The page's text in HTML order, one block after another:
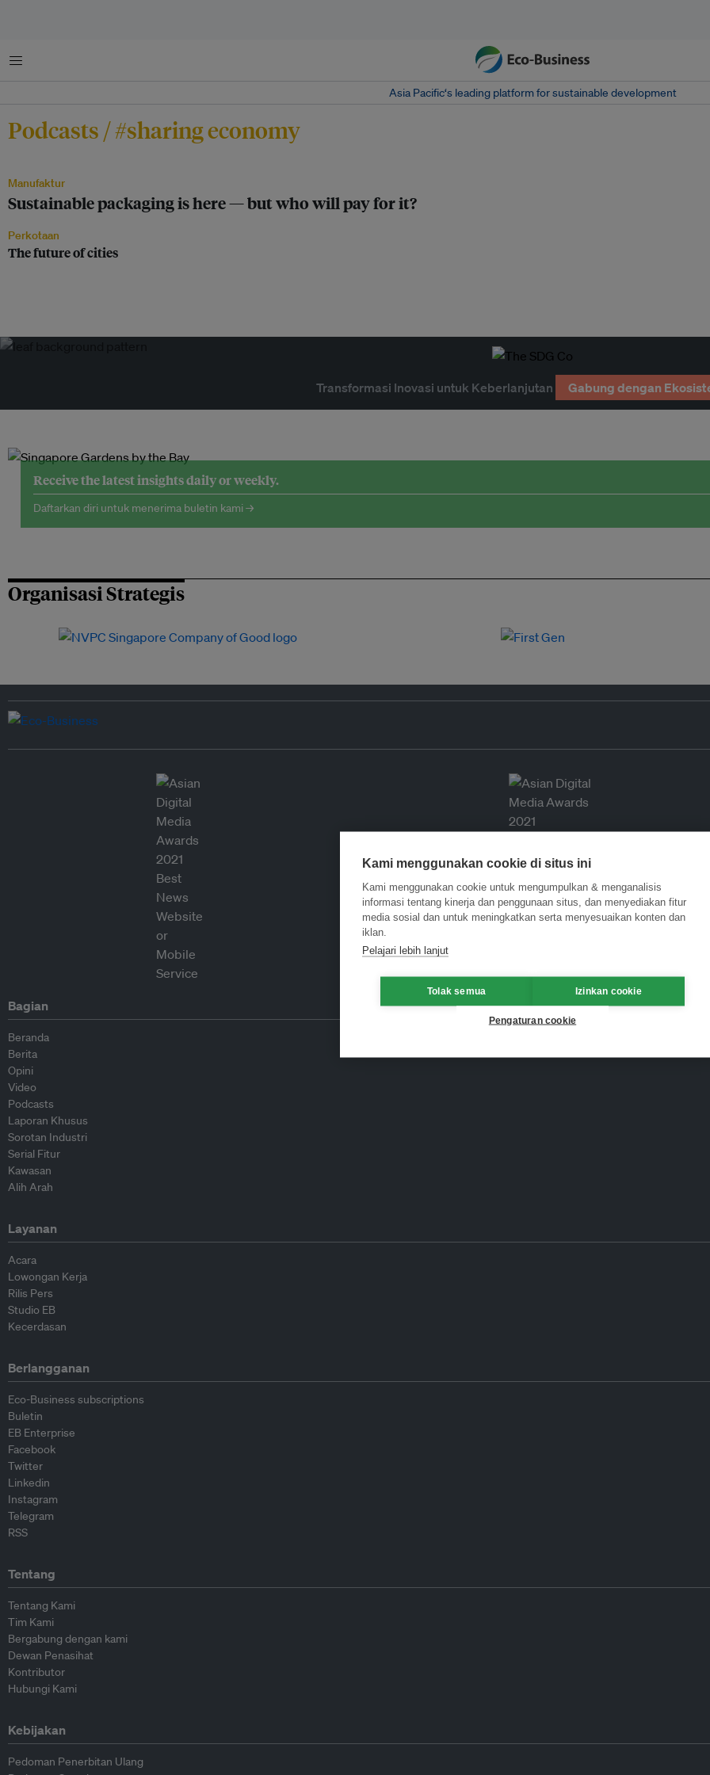
Menu
Asia Pacific‘s leading platform for sustainable development
Podcasts / #sharing economy
Manufaktur
Sustainable packaging is here — but who will pay for it?
Perkotaan
The future of cities
Transformasi Inovasi untuk Keberlanjutan Gabung dengan
Receive the latest insights daily or weekly.
Daftarkan diri untuk menerima buletin kami →
Organisasi Strategis
Bagian
Beranda
Berita
Opini
Video
Podcasts
Laporan Khusus
Sorotan Industri
Serial Fitur
Kawasan
Alih Arah
Layanan
Acara
Lowongan Kerja
Rilis Pers
Studio EB
Kecerdasan
Berlangganan
Eco-Business subscriptions
Buletin
EB Enterprise
Facebook
Twitter
Linkedin
Instagram
Telegram
RSS
Tentang
Tentang Kami
Tim Kami
Bergabung dengan kami
Dewan Penasihat
Kontributor
Hubungi Kami
Kebijakan
Pedoman Penerbitan Ulang
Kami menggunakan cookie di situs ini
Kami menggunakan cookie untuk mengumpulkan & menganalisis
informasi tentang kinerja dan penggunaan situs, dan menyediakan fitur
media sosial dan untuk meningkatkan serta menyesuaikan konten dan
iklan.
Pelajari lebih lanjut
Tolak semua Izinkan cookie
Pengaturan cookie